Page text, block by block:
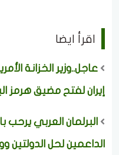
اقرأ ايضا
عاجل..وزير الخزانة
إيران لفتح مضيق هرمز
البرلمان العربي
الداعمين لحل